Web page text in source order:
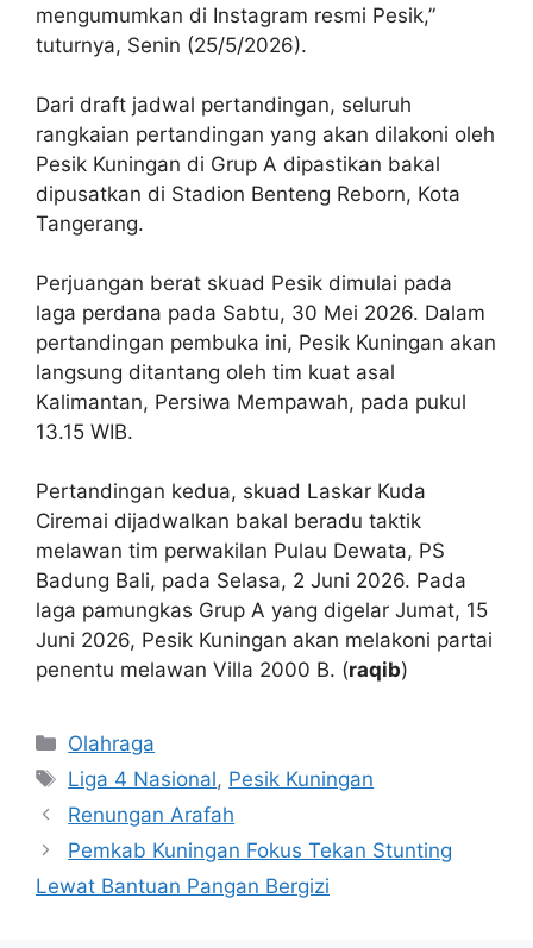
mengumumkan di Instagram resmi Pesik,”
tuturnya, Senin (25/5/2026).
Dari draft jadwal pertandingan, seluruh
rangkaian pertandingan yang akan dilakoni oleh
Pesik Kuningan di Grup A dipastikan bakal
dipusatkan di Stadion Benteng Reborn, Kota
Tangerang.
Perjuangan berat skuad Pesik dimulai pada
laga perdana pada Sabtu, 30 Mei 2026. Dalam
pertandingan pembuka ini, Pesik Kuningan akan
langsung ditantang oleh tim kuat asal
Kalimantan, Persiwa Mempawah, pada pukul
13.15 WIB.
Pertandingan kedua, skuad Laskar Kuda
Ciremai dijadwalkan bakal beradu taktik
melawan tim perwakilan Pulau Dewata, PS
Badung Bali, pada Selasa, 2 Juni 2026. Pada
laga pamungkas Grup A yang digelar Jumat, 15
Juni 2026, Pesik Kuningan akan melakoni partai
penentu melawan Villa 2000 B. (raqib)
Kategori
Olahraga
Tag
Liga 4 Nasional, Pesik Kuningan
Renungan Arafah
Pemkab Kuningan Fokus Tekan Stunting
Lewat Bantuan Pangan Bergizi